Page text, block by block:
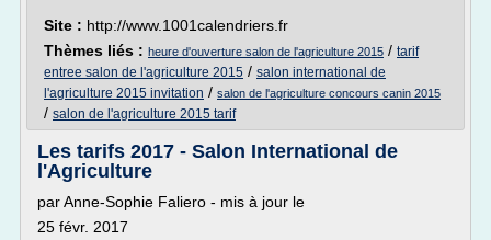
Site : http://www.1001calendriers.fr
Thèmes liés : heure d'ouverture salon de l'agriculture 2015 / tarif
entree salon de l'agriculture 2015 / salon international de
l'agriculture 2015 invitation / salon de l'agriculture concours canin 2015
/ salon de l'agriculture 2015 tarif
Les tarifs 2017 - Salon International de
l'Agriculture
par Anne-Sophie Faliero - mis à jour le
25 févr. 2017